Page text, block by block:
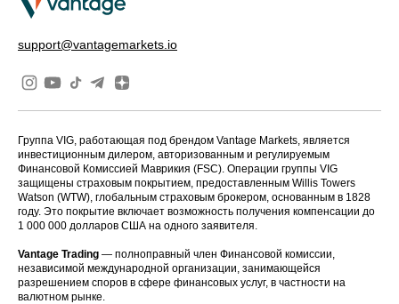
support@vantagemarkets.io
Группа VIG, работающая под брендом Vantage Markets, является
инвестиционным дилером, авторизованным и регулируемым
Финансовой Комиссией Маврикия (FSC). Операции группы VIG
защищены страховым покрытием, предоставленным Willis Towers
Watson (WTW), глобальным страховым брокером, основанным в 1828
году. Это покрытие включает возможность получения компенсации до
1 000 000 долларов США на одного заявителя.
Vantage Trading — полноправный член Финансовой комиссии,
независимой международной организации, занимающейся
разрешением споров в сфере финансовых услуг, в частности на
валютном рынке.